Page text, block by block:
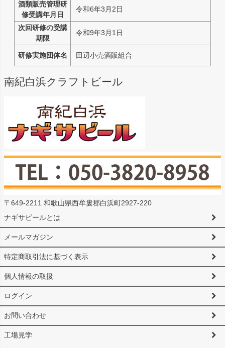
酒類販売管理研
修受講年月日
令和6年3月2日
次回研修の受講
期限
令和9年3月1日
研修実施団体名 田辺小売酒販組合
南紀白浜クラフトビール
〒649-2211 和歌山県西牟婁郡白浜町2927-220
ナギサビールとは
メールマガジン
特定商取引法に基づく表示
個人情報の取扱
ログイン
お問い合わせ
工場見学